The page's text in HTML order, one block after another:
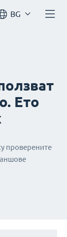
BG
Ето
проверените